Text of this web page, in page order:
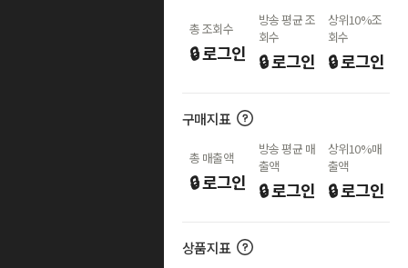
총 조회수
🔒 로그인
방송 평균 조
회수
🔒 로그인
상위10%조
회수
🔒 로그인
구매지표
총 매출액
🔒 로그인
방송 평균 매
출액
🔒 로그인
상위10%매
출액
🔒 로그인
상품지표